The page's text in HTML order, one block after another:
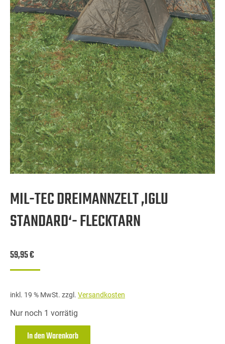
MIL-TEC DREIMANNZELT ‚IGLU
STANDARD‘- FLECKTARN
59,95€
inkl. 19 % MwSt. zzgl. Versandkosten
Nur noch 1 vorrätig
In den Warenkorb